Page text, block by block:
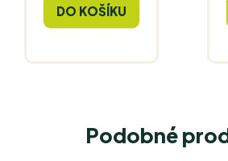
DO KOŠÍKU
Podobné